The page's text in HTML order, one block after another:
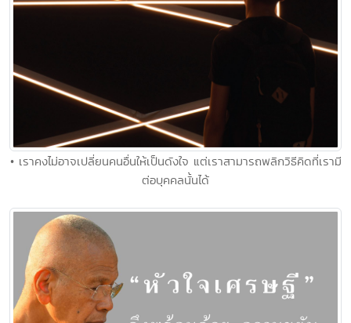
• เราคงไม่อาจเปลี่ยนคนอื่นให้เป็นดังใจ แต่เราสามารถพลิกวิธีคิดที่เรามี
ต่อบุคคลนั้นได้